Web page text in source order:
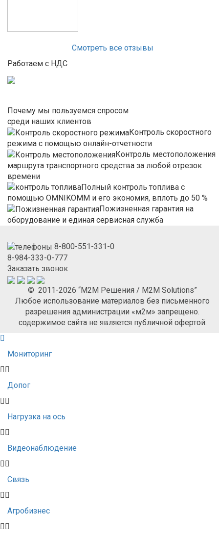
Смотреть все отзывы
Работаем с НДС
Почему мы пользуемся спросом
среди наших клиентов
Контроль скоростного
режима с помощью онлайн-отчетности
Контроль местоположения
маршрута транспортного средства за любой отрезок
времени
Полный контроль топлива с
помощью OMNIKOMM и его экономия, вплоть до 50 %
Пожизненная гарантия на
оборудование и единая сервисная служба
8-800-551-331-0
8-984-333-0-777
Заказать звонок
© 2011-2026 “М2М Решения / M2M Solutions”
Любое использование материалов без письменного
разрешения администрации «м2м» запрещено.
содержимое сайта не является публичной офертой.
Мониторинг
Допог
Нагрузка на ось
Видеонаблюдение
Связь
Агробизнес